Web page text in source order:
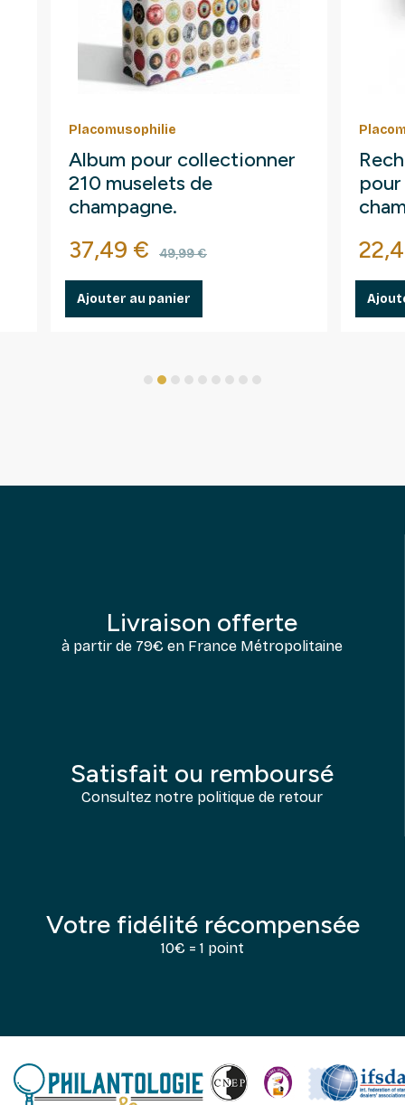
Placomusophilie
Album pour collectionner
210 muselets de
champagne.
Prix
37,49 € Prix de base
49,99 €
Ajouter au panier
Prix
Livraison offerte
à partir de 79€ en France Métropolitaine
Satisfait ou remboursé
Consultez notre politique de retour
Votre fidélité récompensée
10€ = 1 point